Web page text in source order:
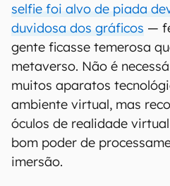
selfie foi alvo de piada
duvidosa dos gráficos —
gente ficasse temerosa
metaverso. Não é
muitos aparatos
ambiente virtual, mas
óculos de realidade
bom poder de
imersão.